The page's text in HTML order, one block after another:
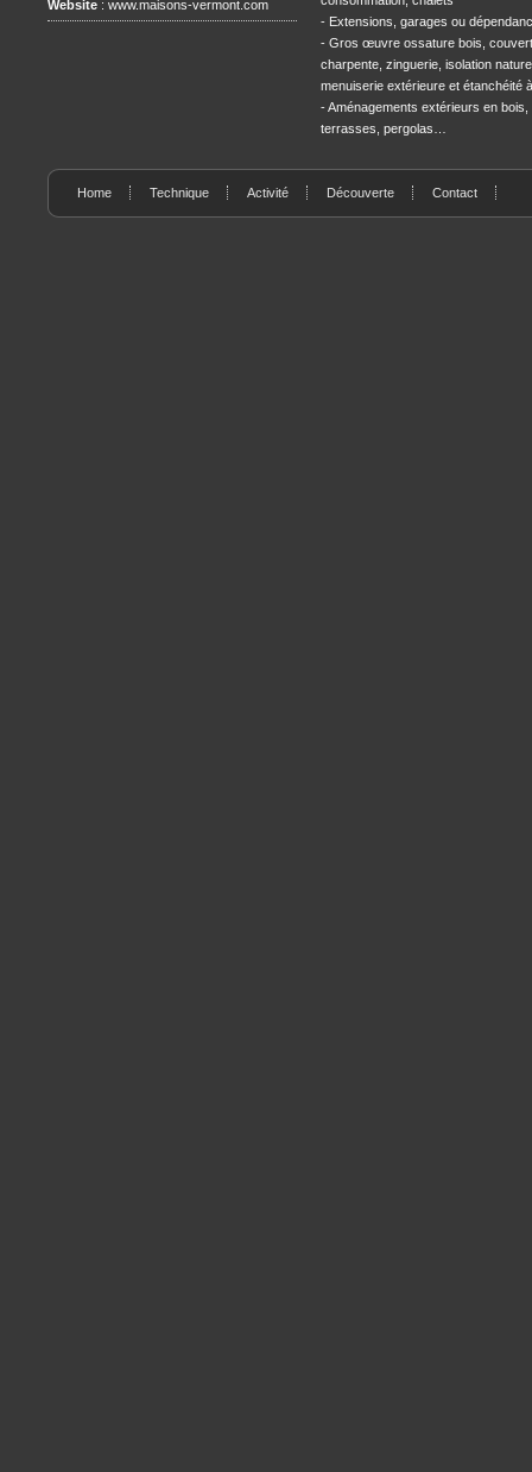
Website : www.maisons-vermont.com
- Extensions, garages ou
- Gros œuvre ossature bois,
charpente, zinguerie, isolation
menuiserie extérieure et étanchéité à
- Aménagements extérieurs en bois,
terrasses, pergolas…
Home Technique Activité Découverte Contact